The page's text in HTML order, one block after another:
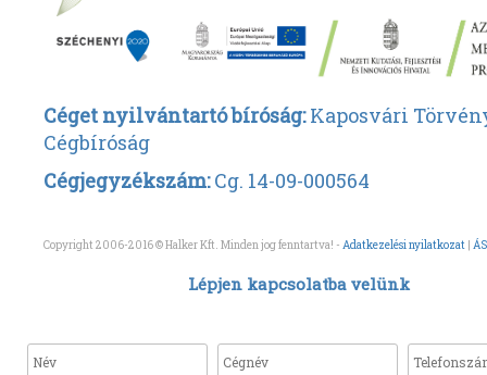
Céget nyilvántartó bíróság:Kaposvári
Cégbíróság
Cégjegyzékszám:Cg. 14-09-000564
Copyright 2006-2016 © Halker Kft. Minden jog fenntartva! - Adatkezelési nyilatkozat |
Lépjen kapcsolatba velünk